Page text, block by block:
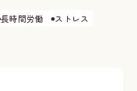
長時間労働 ストレス